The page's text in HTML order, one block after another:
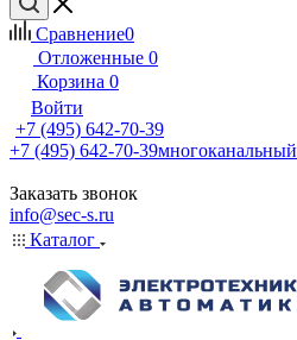
Сравнение0
Отложенные 0
Корзина 0
Войти
+7 (495) 642-70-39
+7 (495) 642-70-39многоканальный
Заказать звонок
info@sec-s.ru
Каталог